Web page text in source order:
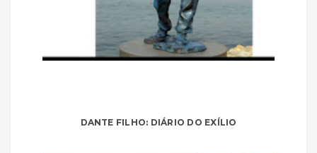
DANTE FILHO: DIÁRIO DO EXÍLIO